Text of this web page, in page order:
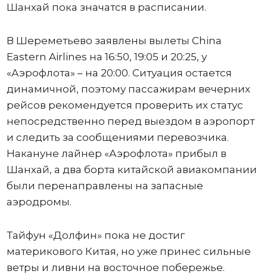
Шанхай пока значатся в расписании.
В Шереметьево заявлены вылеты China
Eastern Airlines на 16:50, 19:05 и 20:25, у
«Аэрофлота» – на 20:00. Ситуация остается
динамичной, поэтому пассажирам вечерних
рейсов рекомендуется проверить их статус
непосредственно перед выездом в аэропорт
и следить за сообщениями перевозчика.
Накануне лайнер «Аэрофлота» прибыл в
Шанхай, а два борта китайской авиакомпании
были перенаправлены на запасные
аэродромы.
Тайфун «Долфин» пока не достиг
материкового Китая, но уже принес сильные
ветры и ливни на восточное побережье.